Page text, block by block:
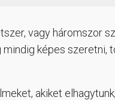
vagy háromszor
képes szeretni,
akiket